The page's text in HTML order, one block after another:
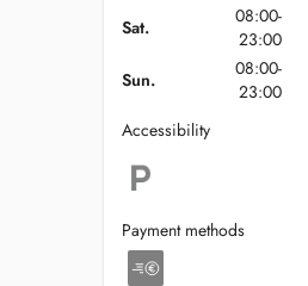
Sat.
08:00-
23:00
Sun.
08:00-
23:00
Accessibility
Payment methods